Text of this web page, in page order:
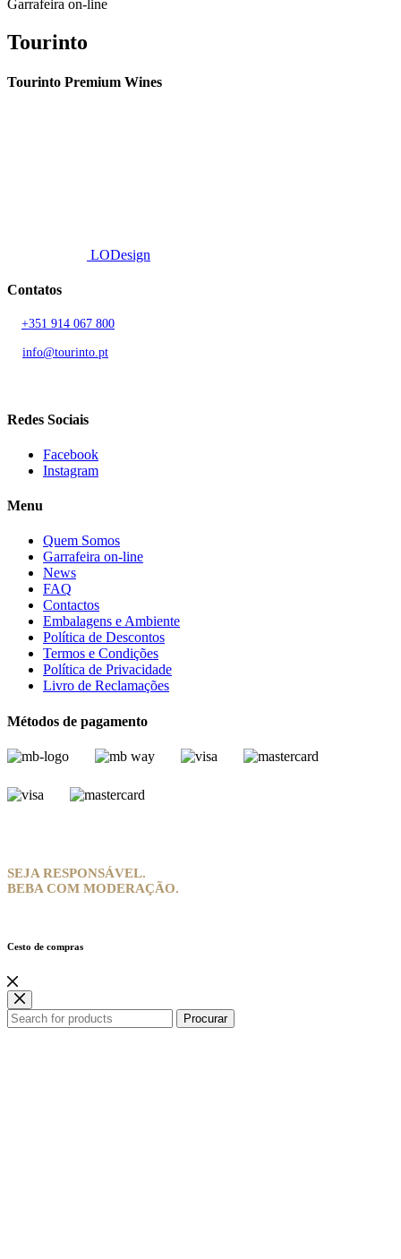
Garrafeira on-line
Tourinto
Tourinto Premium Wines
LODesign
Contatos
+351 914 067 800
info@tourinto.pt
Redes Sociais
Facebook
Instagram
Menu
Quem Somos
Garrafeira on-line
News
FAQ
Contactos
Embalagens e Ambiente
Política de Descontos
Termos e Condições
Política de Privacidade
Livro de Reclamações
Métodos de pagamento
SEJA RESPONSÁVEL.
BEBA COM MODERAÇÃO.
Cesto de compras
Procurar